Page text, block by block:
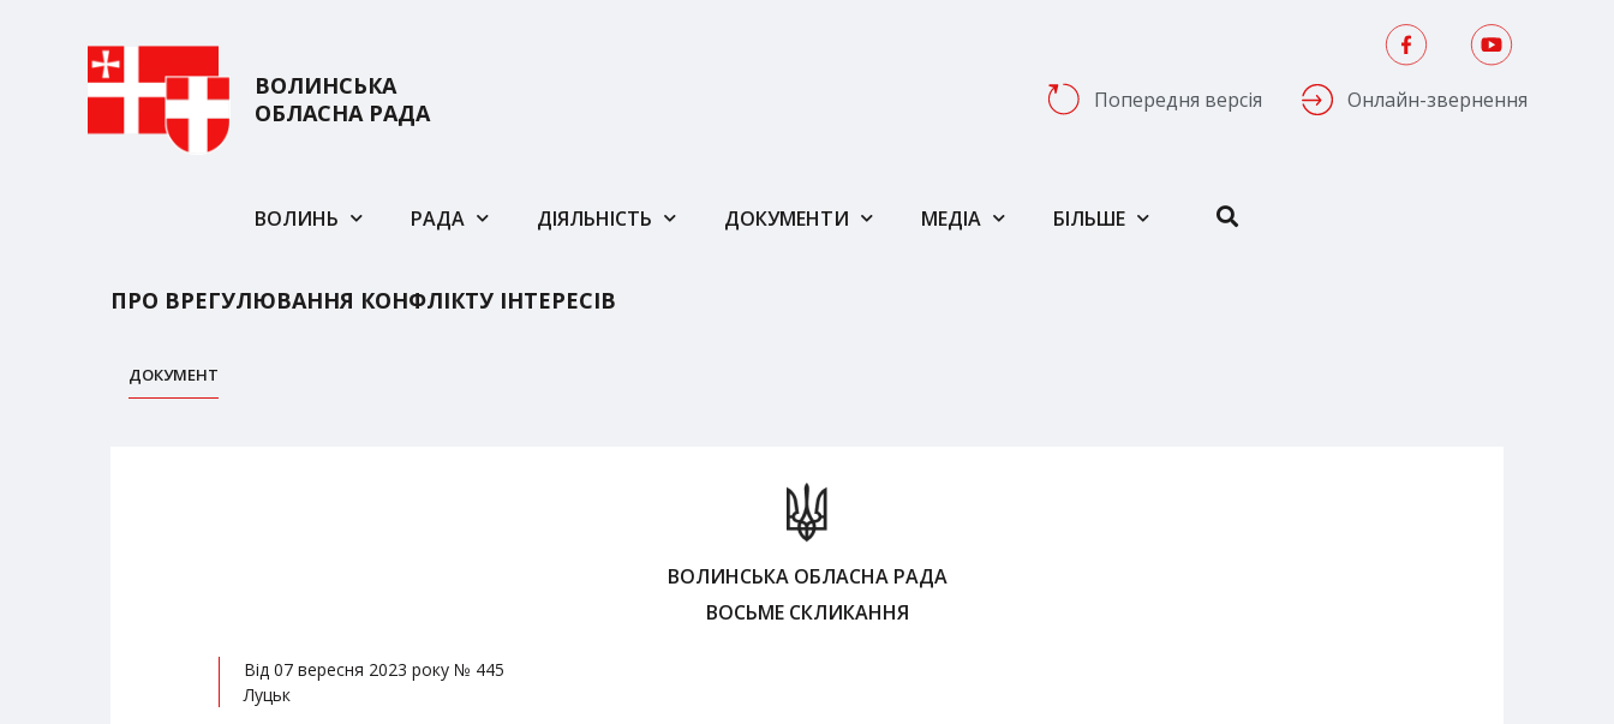
ВОЛИНСЬКА
ОБЛАСНА РАДА
Попередня версія Онлайн-звернення
ВОЛИНЬ РАДА ДІЯЛЬНІСТЬ ДОКУМЕНТИ МЕДІА БІЛЬШЕ
ПРО ВРЕГУЛЮВАННЯ КОНФЛІКТУ ІНТЕРЕСІВ
ДОКУМЕНТ
ВОЛИНСЬКА ОБЛАСНА РАДА
ВОСЬМЕ СКЛИКАННЯ
Від 07 вересня 2023 року № 445
Луцьк